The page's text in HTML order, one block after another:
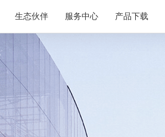
生态伙伴 服务中心 产品下载